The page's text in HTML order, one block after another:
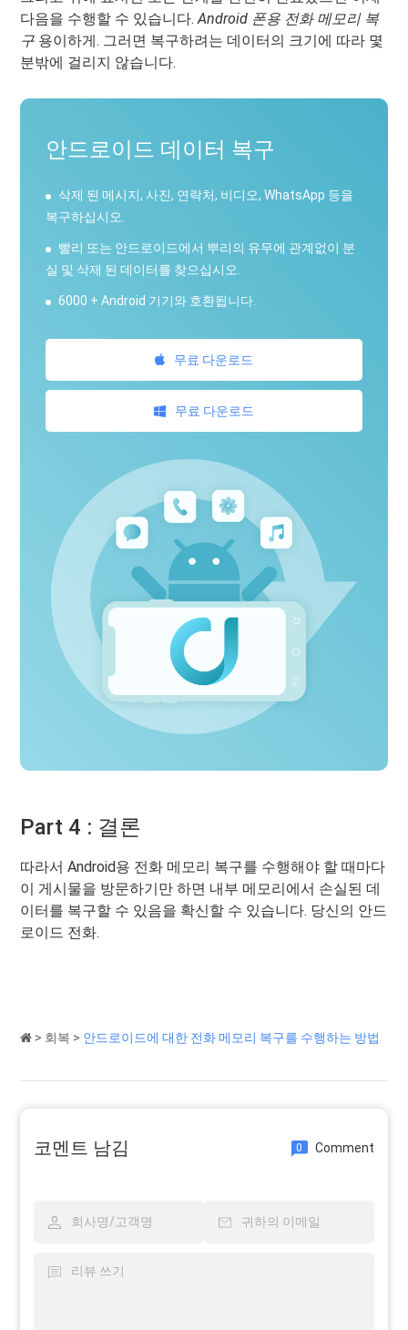
다음을 수행할 수 있습니다.Android 폰용 전화 메모리 복
구 용이하게. 그러면 복구하려는 데이터의 크기에 따라 몇
분밖에 걸리지 않습니다.
안드로이드 데이터 복구
삭제 된 메시지, 사진, 연락처, 비디오, WhatsApp 등을
복구하십시오.
빨리 또는 안드로이드에서 뿌리의 유무에 관계없이 분
실 및 삭제 된 데이터를 찾으십시오.
6000 + Android 기기와 호환됩니다.
무료 다운로드
무료 다운로드
Part 4 : 결론
따라서 Android용 전화 메모리 복구를 수행해야 할 때마다
이 게시물을 방문하기만 하면 내부 메모리에서 손실된 데
이터를 복구할 수 있음을 확신할 수 있습니다. 당신의 안드
로이드 전화.
> 회복 > 안드로이드에 대한 전화 메모리 복구를 수행하는 방법
코멘트 남김 0 Comment